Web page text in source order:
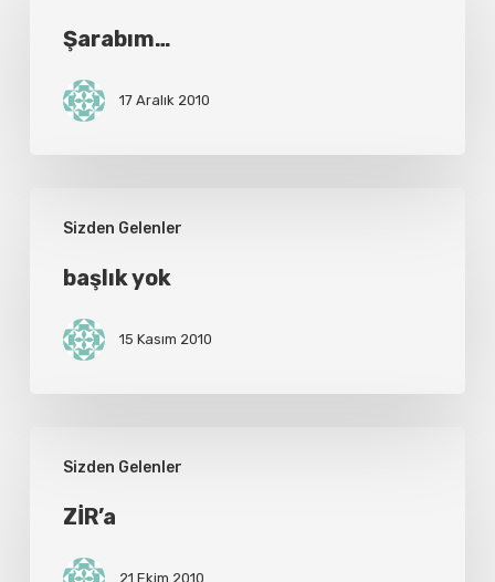
Şarabım…
17 Aralık 2010
Sizden Gelenler
başlık yok
15 Kasım 2010
Sizden Gelenler
ZİR’a
21 Ekim 2010